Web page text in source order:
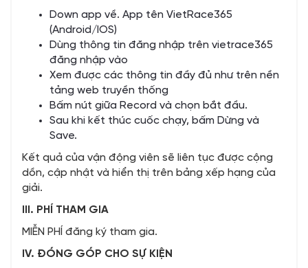
Down app về. App tên VietRace365
(Android/IOS)
Dùng thông tin đăng nhập trên vietrace365
đăng nhập vào
Xem được các thông tin đầy đủ như trên nền
tảng web truyền thống
Bấm nút giữa Record và chọn bắt đầu.
Sau khi kết thúc cuốc chạy, bấm Dừng và
Save.
Kết quả của vận động viên sẽ liên tục được cộng
dồn, cập nhật và hiển thị trên bảng xếp hạng của
giải.
III. PHÍ THAM GIA
MIỄN PHÍ đăng ký tham gia.
IV. ĐÓNG GÓP CHO SỰ KIỆN